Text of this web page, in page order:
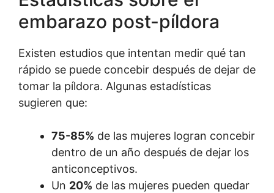
embarazo post-píldora
Existen estudios que intentan medir qué tan
rápido se puede concebir después de dejar de
tomar la píldora. Algunas estadísticas
sugieren que:
75-85% de las mujeres logran concebir
dentro de un año después de dejar los
anticonceptivos.
Un 20% de las mujeres pueden quedar